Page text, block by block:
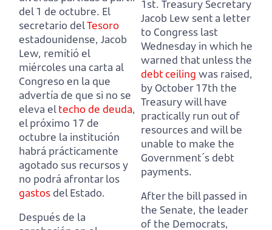
del 1 de octubre. El
secretario delTesoro
estadounidense, Jacob
Lew, remitió el
miércoles una carta al
Congreso en la que
advertía de que si no se
eleva eltecho de deuda,
el próximo 17 de
octubre la institución
habrá prácticamente
agotado sus recursos y
no podrá afrontar los
gastos del Estado.
Después de la
1st. Treasury Secretary
Jacob Lew sent a letter
to Congress last
Wednesday in which he
warned that unless the
debt ceiling was raised,
by October 17th the
Treasury will have
practically run out of
resources and will be
unable to make the
Government´s debt
payments.
After the bill passed in
the Senate, the leader
of the Democrats,